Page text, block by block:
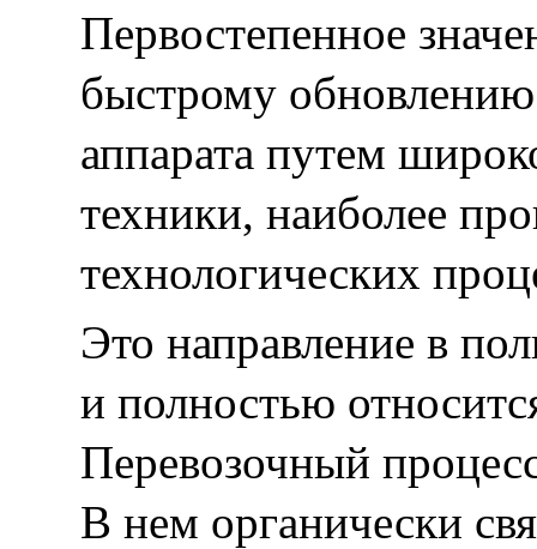
Первостепенное
быстрому
аппарата путем
техники, наиболее
технологических
Это направление в
и полностью
Перевозочный
В нем органически